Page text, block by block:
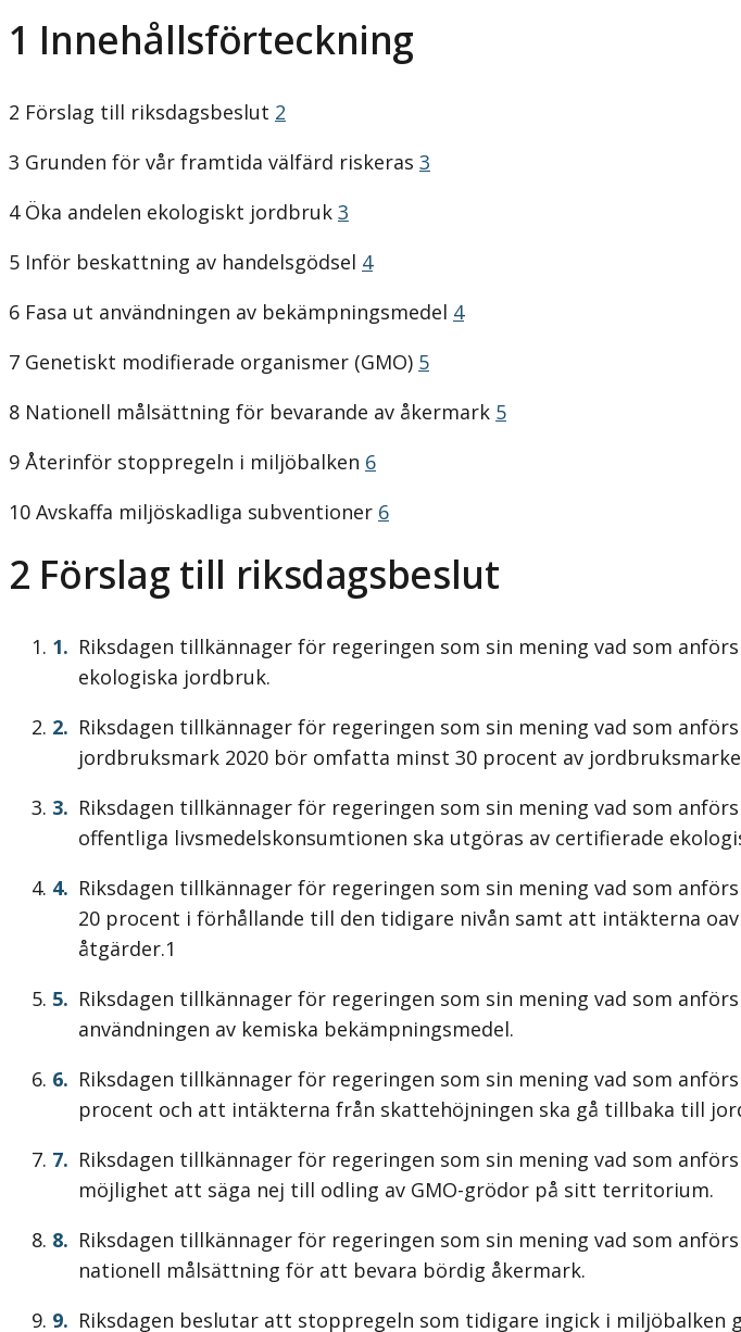
1 Innehållsförteckning
2 Förslag till riksdagsbeslut 2
3 Grunden för vår framtida välfärd riskeras 3
4 Öka andelen ekologiskt jordbruk 3
5 Inför beskattning av handelsgödsel 4
6 Fasa ut användningen av bekämpningsmedel 4
7 Genetiskt modifierade organismer (GMO) 5
8 Nationell målsättning för bevarande av åkermark 5
9 Återinför stoppregeln i miljöbalken 6
10 Avskaffa miljöskadliga subventioner 6
2 Förslag till riksdagsbeslut
Riksdagen tillkännager för regeringen som sin mening vad som
ekologiska jordbruk.
Riksdagen tillkännager för regeringen som sin mening vad som
jordbruksmark 2020 bör omfatta minst 30 procent av
Riksdagen tillkännager för regeringen som sin mening vad som
offentliga livsmedelskonsumtionen ska utgöras av certifierade
Riksdagen tillkännager för regeringen som sin mening vad som
20 procent i förhållande till den tidigare nivån samt att intäkterna
åtgärder.1
Riksdagen tillkännager för regeringen som sin mening vad som
användningen av kemiska bekämpningsmedel.
Riksdagen tillkännager för regeringen som sin mening vad som
procent och att intäkterna från skattehöjningen ska gå tillbaka till
Riksdagen tillkännager för regeringen som sin mening vad som
möjlighet att säga nej till odling av GMO-grödor på sitt territorium.
Riksdagen tillkännager för regeringen som sin mening vad som
nationell målsättning för att bevara bördig åkermark.
Riksdagen beslutar att stoppregeln som tidigare ingick i miljöbalken